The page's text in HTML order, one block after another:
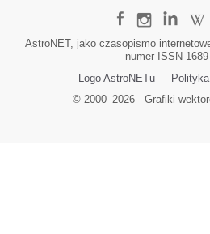
AstroNET, jako czasopismo
numer ISSN
Logo AstroNETu
© 2000–2026Grafiki